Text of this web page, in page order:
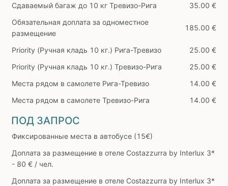
Сдаваемый багаж до 10 кг Тревизо-Рига
35.00 €
Обязательная доплата за одноместное
размещение
185.00 €
Priority (Ручная кладь 10 кг.) Рига-Тревизо
25.00 €
Priority (Ручная кладь 10 кг.) Тревизо-Рига
25.00 €
Места рядом в самолете Рига-Тревизо
14.00 €
Места рядом в самолете Тревизо-Рига
14.00 €
ПОД ЗАПРОС
Фиксированные места в автобусе (15€)
Доплата за размещение в отеле Costazzurra by Interlux 3*
- 80 € / чел.
Доплата за размещение в отеле Costazzurra by Interlux 3*